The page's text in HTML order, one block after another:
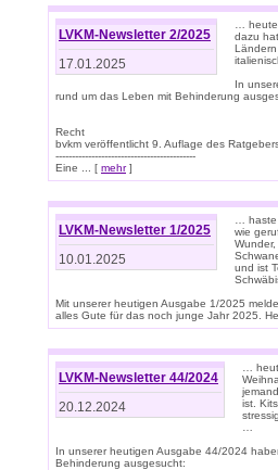
LVKM-Newsletter 2/2025
17.01.2025
…
dazu
In
rund um das Leben mit Behinderung
Recht
bvkm veröffentlicht 9. Auflage des
-------------------------------------------
Eine ... [ mehr]
LVKM-Newsletter 1/2025
10.01.2025
…
wie
und ist
Mit unserer heutigen Ausgabe 1/2025
alles Gute für das noch junge Jahr 2025.
LVKM-Newsletter 44/2024
20.12.2024
…
ist.
In unserer heutigen Ausgabe 44/2024
Behinderung ausgesucht: